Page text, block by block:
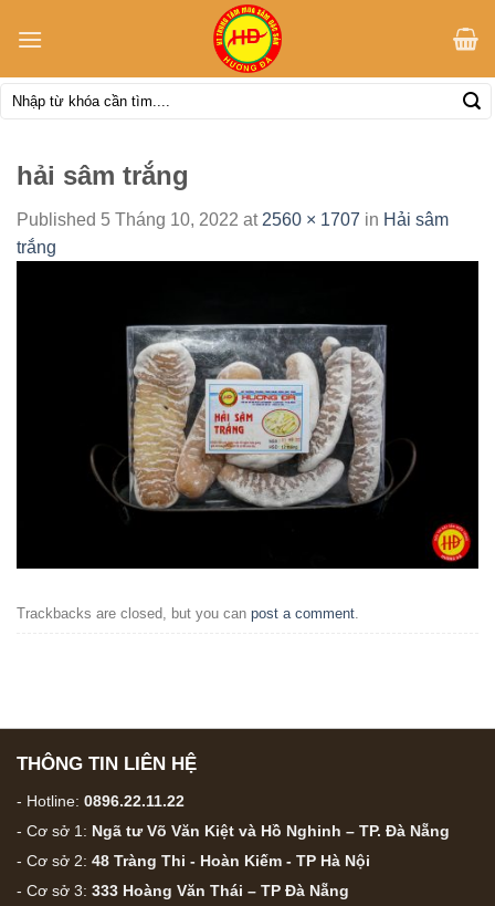
Tìm
kiếm:
hải sâm trắng
Published 5 Tháng 10, 2022 at 2560 × 1707 in Hải sâm
trắng
Trackbacks are closed, but you can post a comment
THÔNG TIN LIÊN HỆ
- Hotline: 0896.22.11.22
- Cơ sở 1: Ngã tư Võ Văn Kiệt và Hồ Nghinh – TP. Đà Nẵng
- Cơ sở 2: 48 Tràng Thi - Hoàn Kiếm - TP Hà Nội
- Cơ sở 3: 333 Hoàng Văn Thái – TP Đà Nẵng